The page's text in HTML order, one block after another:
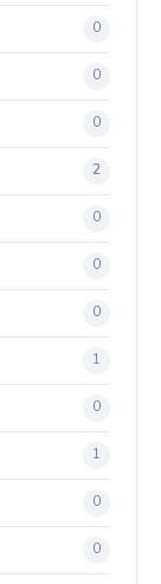
0
0
0
2
0
0
0
1
0
1
0
0